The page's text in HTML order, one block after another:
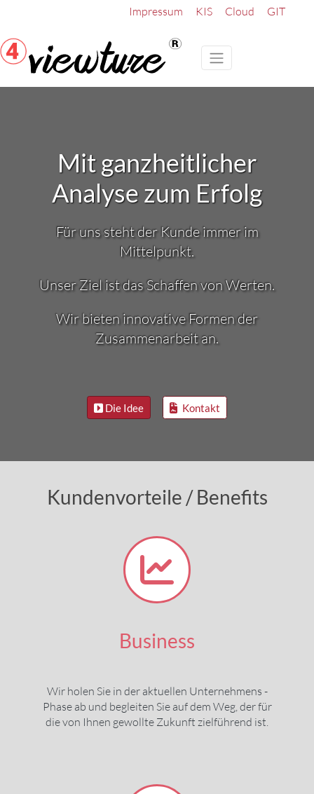
Impressum KIS Cloud GIT
Mit ganzheitlicher
Analyse zum Erfolg
Für uns steht der Kunde immer im
Mittelpunkt.
Unser Ziel ist das Schaffen von Werten.
Wir bieten innovative Formen der
Zusammenarbeit an.
Die Idee Kontakt
Kundenvorteile / Benefits
Business
Wir holen Sie in der aktuellen Unternehmens -
Phase ab und begleiten Sie auf dem Weg, der für
die von Ihnen gewollte Zukunft zielführend ist.